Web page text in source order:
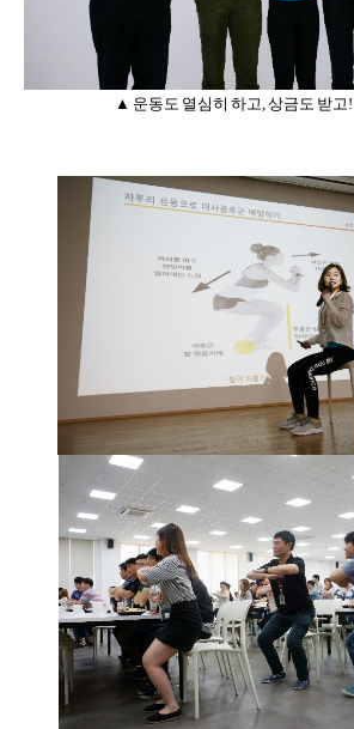
▲ 운동도 열심히 하고,상금도 받고!